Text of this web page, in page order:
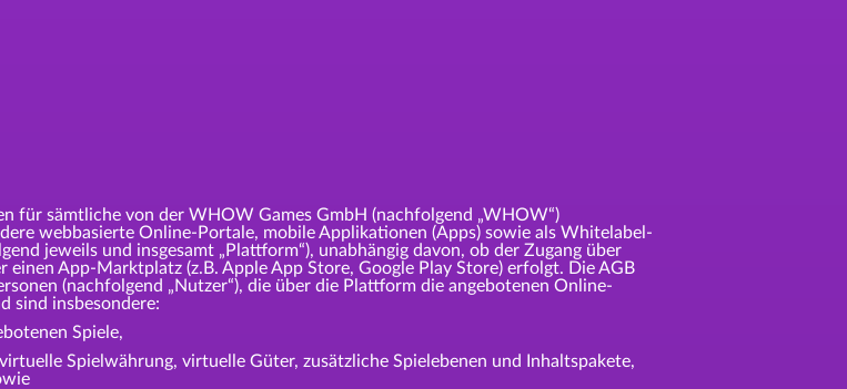
für sämtliche von der WHOW Games GmbH (nachfolgend „WHOW“)
webbasierte Online-Portale, mobile Applikationen (Apps) sowie als Whitelabel-
jeweils und insgesamt „Plattform“), unabhängig davon, ob der Zugang über
einen App-Marktplatz (z.B. Apple App Store, Google Play Store) erfolgt. Die AGB
(nachfolgend „Nutzer“), die über die Plattform die angebotenen Online-
sind insbesondere:
Spiele,
Spielwährung, virtuelle Güter, zusätzliche Spielebenen und Inhaltspakete,